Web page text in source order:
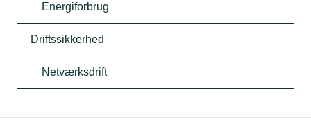
Energiforbrug
Driftssikkerhed
Netværksdrift